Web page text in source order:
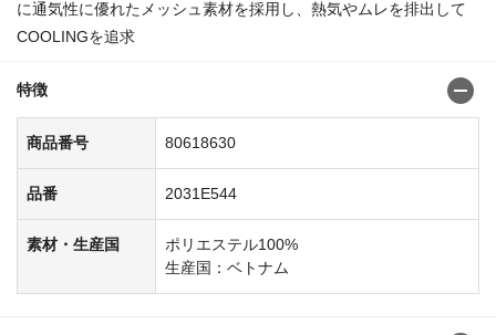
に通気性に優れたメッシュ素材を採用し、熱気やムレを排出して
COOLINGを追求
特徴
商品番号 80618630
品番 2031E544
素材・生産国
ポリエステル100%
生産国：ベトナム